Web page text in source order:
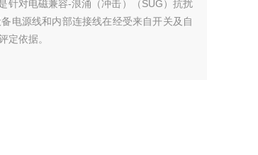
针对电磁兼容-浪涌（冲击）（SUG）抗扰
电源线和内部连接线在经受来自开关及自
定依据。